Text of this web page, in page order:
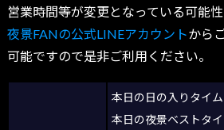
営業時間等が変更となっている可能性
夜景FANの公式LINEアカウントから
可能ですので是非ご利用ください。
本日の日の入りタイ
本日の夜景ベストタ